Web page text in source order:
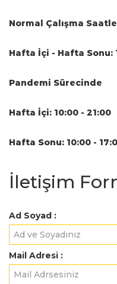
Normal Çalışma
Hafta İçi - Hafta Sonu:
Pandemi Sürecinde
Hafta İçi: 10:00 - 21:00
Hafta Sonu: 10:00 -
İletişim
Ad Soyad :
Mail Adresi :